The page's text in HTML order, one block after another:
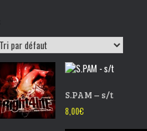
S.PAM – s/t
8,00€